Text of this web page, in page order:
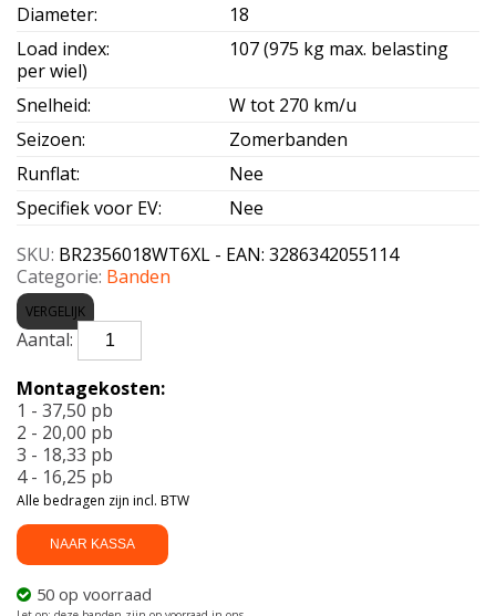
Diameter:
18
Load index:
107 (975 kg max. belasting
per wiel)
Snelheid:
W tot 270 km/u
Seizoen:
Zomerbanden
Runflat:
Nee
Specifiek voor EV:
Nee
SKU: BR2356018WT6XL - EAN: 3286342055114
Categorie: Banden
VERGELIJK
BRIDGESTONE-
TURANZA
Enliten
XL
235/60
R18
107W
aantal
NAAR KASSA
50 op voorraad
Montagekosten:
1 - 37,50 pb
2 - 20,00 pb
3 - 18,33 pb
4 - 16,25 pb
Alle bedragen zijn incl. BTW